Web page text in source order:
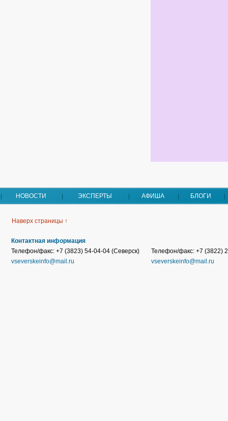
НОВОСТИ ЭКСПЕРТЫ АФИША БЛОГИ
Наверх страницы ↑
Контактная информация
Телефон/факс: +7 (3823) 54-04-04 (Северск)
vseverskeinfo@mail.ru
Телефон/факс: +7 (3822)
vseverskeinfo@mail.ru